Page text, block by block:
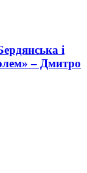
і
– Дмитро